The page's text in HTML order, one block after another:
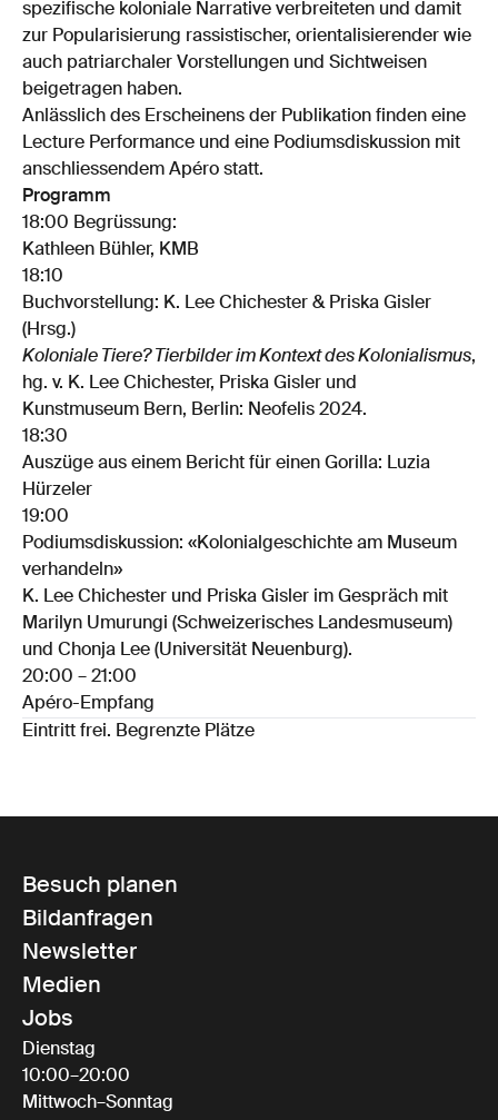
spezifische koloniale Narrative verbreiteten und damit
zur Popularisierung rassistischer, orientalisierender wie
auch patriarchaler Vorstellungen und Sichtweisen
beigetragen haben.
Anlässlich des Erscheinens der Publikation finden eine
Lecture Performance und eine Podiumsdiskussion mit
anschliessendem Apéro statt.
Programm
18:00 Begrüssung:
Kathleen Bühler, KMB
18:10
Buchvorstellung: K. Lee Chichester & Priska Gisler
(Hrsg.)
Koloniale Tiere? Tierbilder im Kontext des Kolonialismus,
hg. v. K. Lee Chichester, Priska Gisler und
Kunstmuseum Bern, Berlin: Neofelis 2024.
18:30
Auszüge aus einem Bericht für einen Gorilla: Luzia
Hürzeler
19:00
Podiumsdiskussion: «Kolonialgeschichte am Museum
verhandeln»
K. Lee Chichester und Priska Gisler im Gespräch mit
Marilyn Umurungi (Schweizerisches Landesmuseum)
und Chonja Lee (Universität Neuenburg).
20:00 – 21:00
Apéro-Empfang
Eintritt frei. Begrenzte Plätze
Besuch planen
Bildanfragen
Newsletter
Medien
Jobs
Dienstag
10:00–20:00
Mittwoch–Sonntag